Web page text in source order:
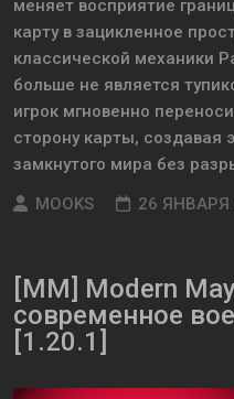
меняет восприятие
карту в зацикленное
классической механики
больше не является
игрок мгновенно
сторону карты, создавая
замкнутого мира без
MOOKS
26 ЯНВАРЯ
[MM] Modern
современное
[1.20.1]